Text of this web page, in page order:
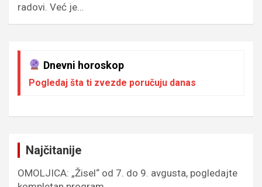
radovi. Već je…
Dnevni horoskop
Pogledaj šta ti zvezde poručuju danas
Najčitanije
OMOLJICA: „Žisel“ od 7. do 9. avgusta, pogledajte